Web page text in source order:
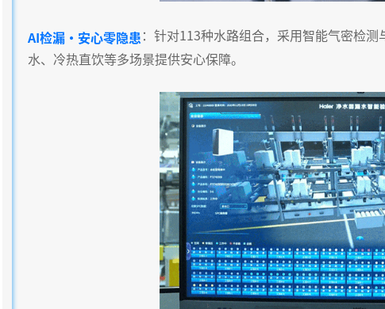
AI检漏·安心零隐患：针对113种水路组合，采用智能气密检
水、冷热直饮等多场景提供安心保障。